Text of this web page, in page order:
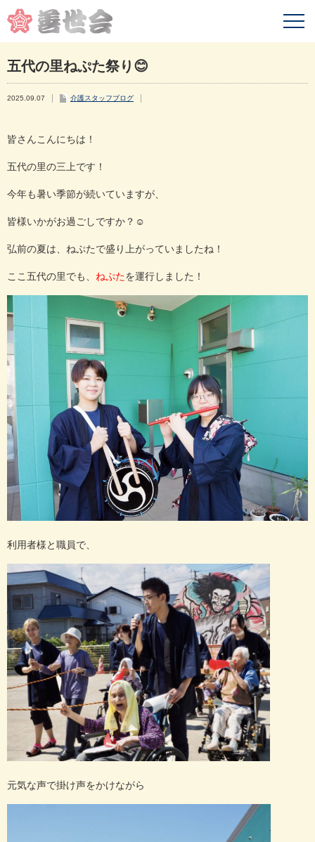
五代の里ねぷた祭り😊
2025.09.07 介護スタッフブログ
皆さんこんにちは！
五代の里の三上です！
今年も暑い季節が続いていますが、
皆様いかがお過ごしですか？☺
弘前の夏は、ねぷたで盛り上がっていましたね！
ここ五代の里でも、 ねぷたを運行しました！
利用者様と職員で、
元気な声で掛け声をかけながら